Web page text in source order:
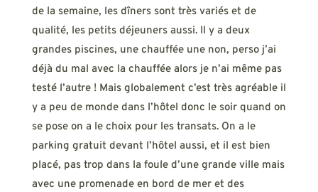
de la semaine, les dîners sont très variés et de
qualité, les petits déjeuners aussi. Il y a deux
grandes piscines, une chauffée une non, perso j’ai
déjà du mal avec la chauffée alors je n’ai même pas
testé l’autre ! Mais globalement c’est très agréable il
y a peu de monde dans l’hôtel donc le soir quand on
se pose on a le choix pour les transats. On a le
parking gratuit devant l’hôtel aussi, et il est bien
placé, pas trop dans la foule d’une grande ville mais
avec une promenade en bord de mer et des